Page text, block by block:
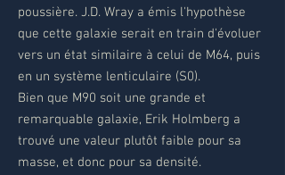
poussière. J.D. Wray a émis l'hypothèse
que cette galaxie serait en train d'évoluer
vers un état similaire à celui de M64, puis
en un système lenticulaire (S0).
Bien que M90 soit une grande et
remarquable galaxie, Erik Holmberg a
trouvé une valeur plutôt faible pour sa
masse, et donc pour sa densité.